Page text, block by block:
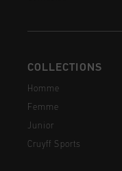
COLLECTIONS
Homme
Femme
Junior
Cruyff Sports